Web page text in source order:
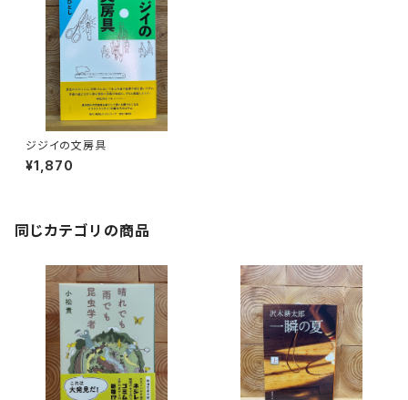
ジジイの文房具
¥1,870
同じカテゴリの商品